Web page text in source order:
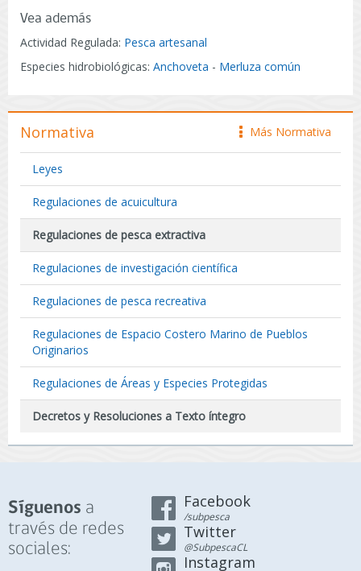
Vea además
Actividad Regulada: Pesca artesanal
Especies hidrobiológicas: Anchoveta - Merluza común
icono
Más Normativa
Normativa
Leyes
Regulaciones de acuicultura
Regulaciones de pesca extractiva
Regulaciones de investigación científica
Regulaciones de pesca recreativa
Regulaciones de Espacio Costero Marino de Pueblos
Originarios
Regulaciones de Áreas y Especies Protegidas
Decretos y Resoluciones a Texto íntegro
Síguenos a
través de redes
sociales:
Facebook
/subpesca
Twitter
@SubpescaCL
Instagram